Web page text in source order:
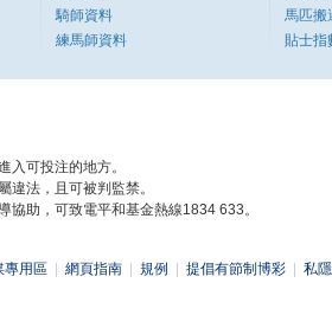
騎師資料
練馬師資料
馬匹搬
貼士指
入可投注的地方。
違法，且可被判監禁。
協助，可致電平和基金熱線1834 633。
專用區 網頁指南 規例 提倡有節制博彩 私